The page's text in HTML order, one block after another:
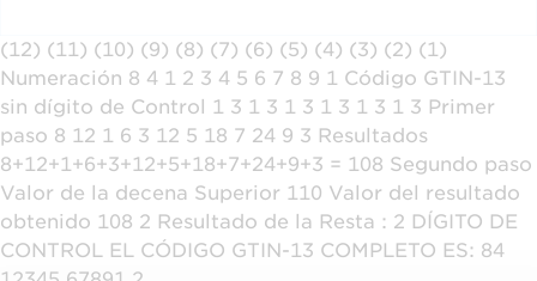
(12) (11) (10) (9) (8) (7) (6) (5) (4) (3) (2) (1)
Numeración 8 4 1 2 3 4 5 6 7 8 9 1 Código GTIN-13
sin dígito de Control 1 3 1 3 1 3 1 3 1 3 1 3 Primer
paso 8 12 1 6 3 12 5 18 7 24 9 3 Resultados
8+12+1+6+3+12+5+18+7+24+9+3 = 108 Segundo paso
Valor de la decena Superior 110 Valor del resultado
obtenido 108 2 Resultado de la Resta : 2 DÍGITO DE
CONTROL EL CÓDIGO GTIN-13 COMPLETO ES: 84